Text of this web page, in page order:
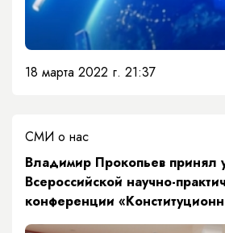
18 марта 2022 г. 21:37
СМИ о нас
Владимир Прокопьев принял
Всероссийской научно-
конференции
правовое развитие народов